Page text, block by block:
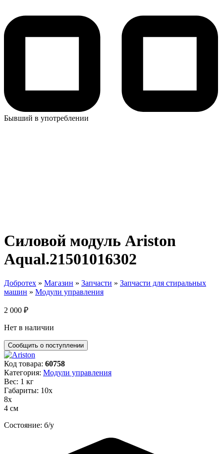
Бывший в употреблении
Силовой модуль Ariston
Aqual.21501016302
Добротех » Магазин » Запчасти » Запчасти для стиральных
машин » Модули управления
2 000 ₽
Нет в наличии
Код товара: 60758
Категория: Модули управления
Вес: 1 кг
Габариты: 10х
8х
4 см
Состояние: б/у